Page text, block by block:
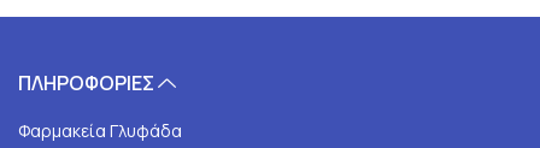
ΠΛΗΡΟΦΟΡΙΕΣ
Φαρμακεία Γλυφάδα